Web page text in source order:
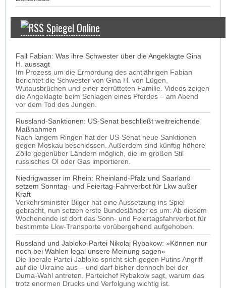
Spiegel Online
Fall Fabian: Was ihre Schwester über die Angeklagte Gina
H. aussagt
Im Prozess um die Ermordung des achtjährigen Fabian
berichtet die Schwester von Gina H. von Lügen,
Wutausbrüchen und einer zerrütteten Familie. Videos zeigen
die Angeklagte beim Schlagen eines Pferdes – am Abend
vor dem Tod des Jungen.
Russland-Sanktionen: US-Senat beschließt weitreichende
Maßnahmen
Nach langem Ringen hat der US-Senat neue Sanktionen
gegen Moskau beschlossen. Außerdem sind künftig höhere
Zölle gegenüber Ländern möglich, die im großen Stil
russisches Öl oder Gas importieren.
Niedrigwasser im Rhein: Rheinland-Pfalz und Saarland
setzem Sonntag- und Feiertag-Fahrverbot für Lkw außer
Kraft
Verkehrsminister Bilger hat eine Aussetzung ins Spiel
gebracht, nun setzen erste Bundesländer es um: Ab diesem
Wochenende ist dort das Sonn- und Feiertagsfahrverbot für
bestimmte Lkw-Transporte vorübergehend aufgehoben.
Russland und Jabloko-Partei Nikolaj Rybakow: »Können nur
noch bei Wahlen legal unsere Meinung sagen«
Die liberale Partei Jabloko spricht sich gegen Putins Angriff
auf die Ukraine aus – und darf bisher dennoch bei der
Duma-Wahl antreten. Parteichef Rybakow sagt, warum das
trotz enormen Drucks und Verfolgung wichtig ist.